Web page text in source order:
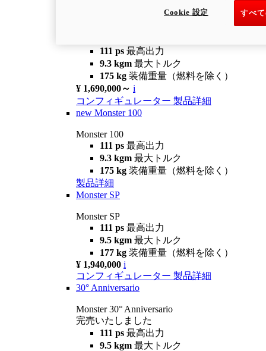
製品詳細
111 ps 最高出力
9.3 kgm 最大トルク
175 kg 装備重量（燃料を除く）
¥ 1,690,000～ i
コンフィギュレーター 製品詳細
new Monster 100
Monster 100
111 ps 最高出力
9.3 kgm 最大トルク
175 kg 装備重量（燃料を除く）
製品詳細
Monster SP
Monster SP
111 ps 最高出力
9.5 kgm 最大トルク
177 kg 装備重量（燃料を除く）
¥ 1,940,000 i
コンフィギュレーター 製品詳細
30° Anniversario
Monster 30° Anniversario
完売いたしました
111 ps 最高出力
9.5 kgm 最大トルク
すべ
Cookie 設定